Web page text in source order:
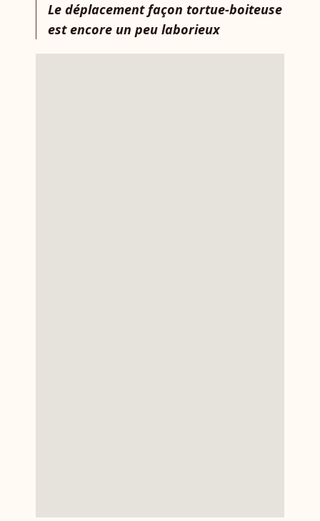
Le déplacement façon tortue-boiteuse
est encore un peu laborieux